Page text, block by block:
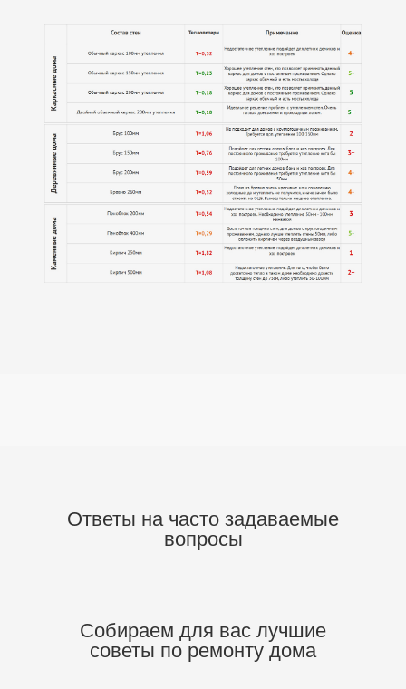
Ответы на часто задаваемые
вопросы
Собираем для вас лучшие
советы по ремонту дома